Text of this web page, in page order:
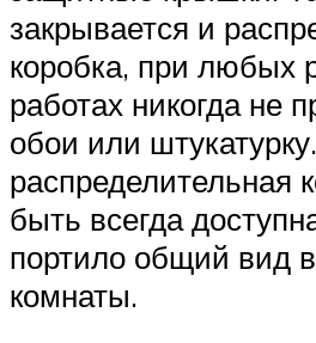
закрывается и
коробка, при любых
работах никогда не
обои или
распределительная
быть всегда
портило общий вид
комнаты.